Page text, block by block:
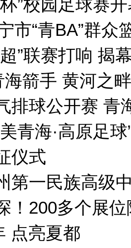
”校园足球赛
市“青BA”群
”联赛打响 揭
海箭手 黄河之
排球公开赛 青
青海·高原足
仪式
第一民族高级
！200多个展
点亮夏都